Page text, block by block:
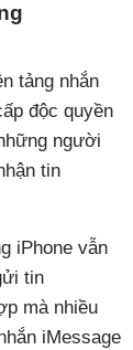
tảng nhắn
độc quyền
người
tin
iPhone vẫn
tin
mà nhiều
iMessage